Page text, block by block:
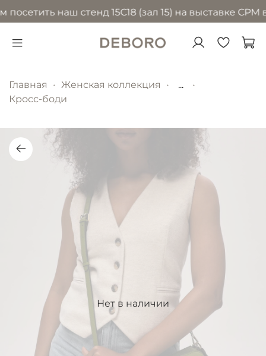
наш стенд 15С18 (зал 15) на выставке CPM в
Главная Женская коллекция
...
Кросс-боди
Нет в наличии